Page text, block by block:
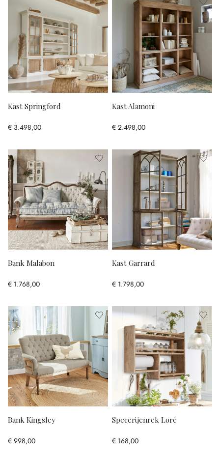
Kast Springford
€ 3.498,00
Kast Alamoni
€ 2.498,00
Bank Malabon
€ 1.768,00
Kast Garrard
€ 1.798,00
Bank Kingsley
€ 998,00
Specerijenrek Loré
€ 168,00